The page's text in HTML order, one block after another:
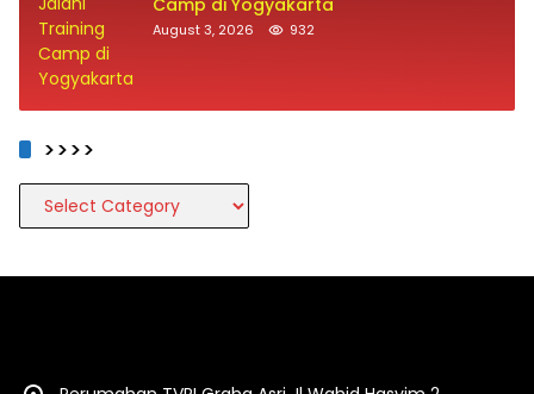
August 3, 2026 932
>>>>
>>>>